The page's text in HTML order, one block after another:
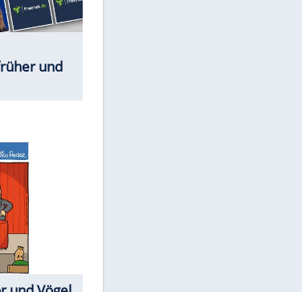
Trennungsschock im Promi-
Kosmos
Cartoons mit wahren